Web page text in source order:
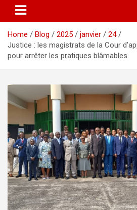
Home Blog 2025 janvier
24
Justice : les magistrats de la Cour
pour arrêter les pratiques blâmables